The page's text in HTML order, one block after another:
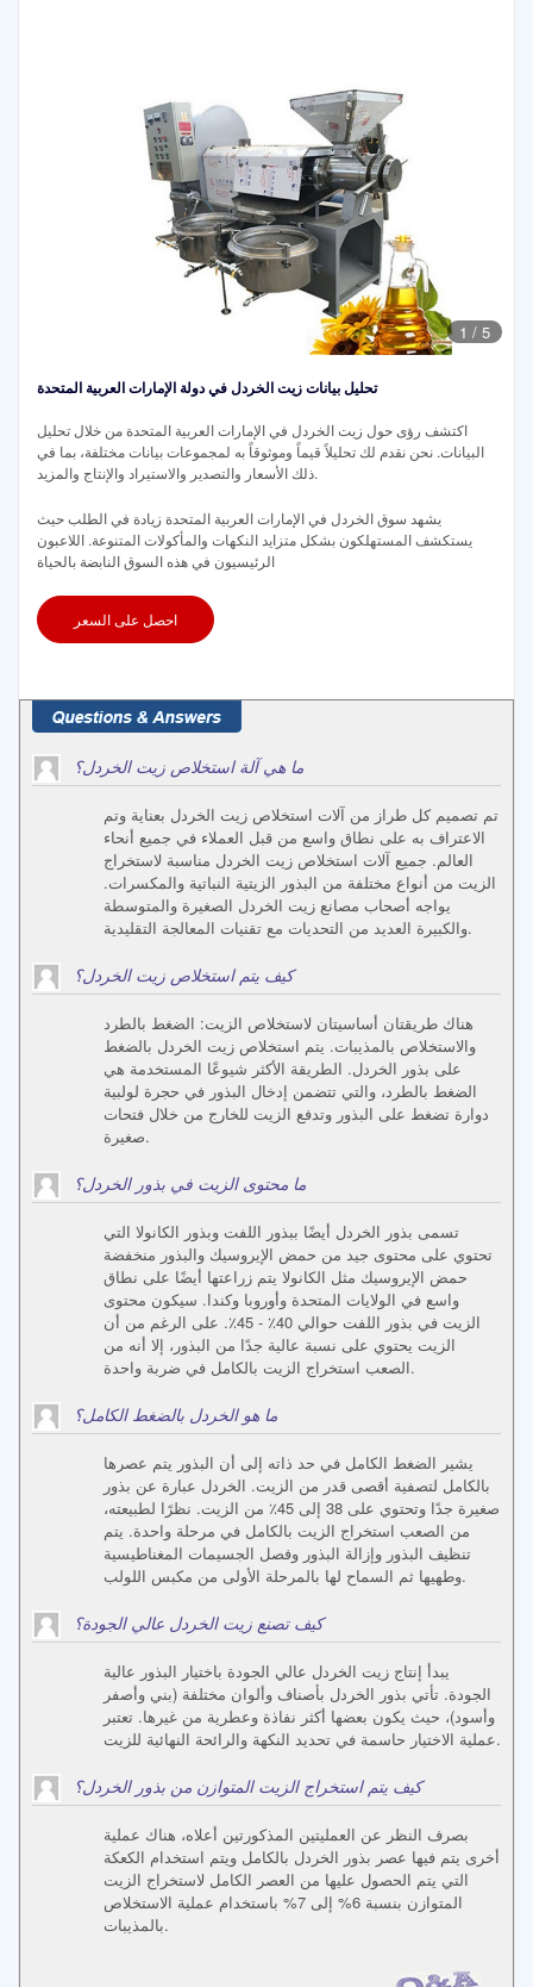
1 / 5
تحليل بيانات زيت الخردل في دولة الإمارات العربية المتحدة
اكتشف رؤى حول زيت الخردل في الإمارات العربية المتحدة من خلال تحليل
البيانات. نحن نقدم لك تحليلاً قيماً وموثوقاً به لمجموعات بيانات مختلفة، بما في
ذلك الأسعار والتصدير والاستيراد والإنتاج والمزيد.
يشهد سوق الخردل في الإمارات العربية المتحدة زيادة في الطلب حيث
يستكشف المستهلكون بشكل متزايد النكهات والمأكولات المتنوعة. اللاعبون
الرئيسيون في هذه السوق النابضة بالحياة
احصل على السعر
ما هي آلة استخلاص زيت الخردل؟
تم تصميم كل طراز من آلات استخلاص زيت الخردل بعناية وتم
الاعتراف به على نطاق واسع من قبل العملاء في جميع أنحاء
العالم. جميع آلات استخلاص زيت الخردل مناسبة لاستخراج
الزيت من أنواع مختلفة من البذور الزيتية النباتية والمكسرات.
يواجه أصحاب مصانع زيت الخردل الصغيرة والمتوسطة
والكبيرة العديد من التحديات مع تقنيات المعالجة التقليدية.
كيف يتم استخلاص زيت الخردل؟
هناك طريقتان أساسيتان لاستخلاص الزيت: الضغط بالطرد
والاستخلاص بالمذيبات. يتم استخلاص زيت الخردل بالضغط
على بذور الخردل. الطريقة الأكثر شيوعًا المستخدمة هي
الضغط بالطرد، والتي تتضمن إدخال البذور في حجرة لولبية
دوارة تضغط على البذور وتدفع الزيت للخارج من خلال فتحات
صغيرة.
ما محتوى الزيت في بذور الخردل؟
تسمى بذور الخردل أيضًا ببذور اللفت وبذور الكانولا التي
تحتوي على محتوى جيد من حمض الإيروسيك والبذور منخفضة
حمض الإيروسيك مثل الكانولا يتم زراعتها أيضًا على نطاق
واسع في الولايات المتحدة وأوروبا وكندا. سيكون محتوى
الزيت في بذور اللفت حوالي 40٪ - 45٪. على الرغم من أن
الزيت يحتوي على نسبة عالية جدًا من البذور، إلا أنه من
الصعب استخراج الزيت بالكامل في ضربة واحدة.
ما هو الخردل بالضغط الكامل؟
يشير الضغط الكامل في حد ذاته إلى أن البذور يتم عصرها
بالكامل لتصفية أقصى قدر من الزيت. الخردل عبارة عن بذور
صغيرة جدًا وتحتوي على 38 إلى 45٪ من الزيت. نظرًا لطبيعته،
من الصعب استخراج الزيت بالكامل في مرحلة واحدة. يتم
تنظيف البذور وإزالة البذور وفصل الجسيمات المغناطيسية
وطهيها ثم السماح لها بالمرحلة الأولى من مكبس اللولب.
كيف تصنع زيت الخردل عالي الجودة؟
يبدأ إنتاج زيت الخردل عالي الجودة باختيار البذور عالية
الجودة. تأتي بذور الخردل بأصناف وألوان مختلفة (بني وأصفر
وأسود)، حيث يكون بعضها أكثر نفاذة وعطرية من غيرها. تعتبر
عملية الاختيار حاسمة في تحديد النكهة والرائحة النهائية للزيت.
كيف يتم استخراج الزيت المتوازن من بذور الخردل؟
بصرف النظر عن العمليتين المذكورتين أعلاه، هناك عملية
أخرى يتم فيها عصر بذور الخردل بالكامل ويتم استخدام الكعكة
التي يتم الحصول عليها من العصر الكامل لاستخراج الزيت
المتوازن بنسبة 6% إلى 7% باستخدام عملية الاستخلاص
بالمذيبات.